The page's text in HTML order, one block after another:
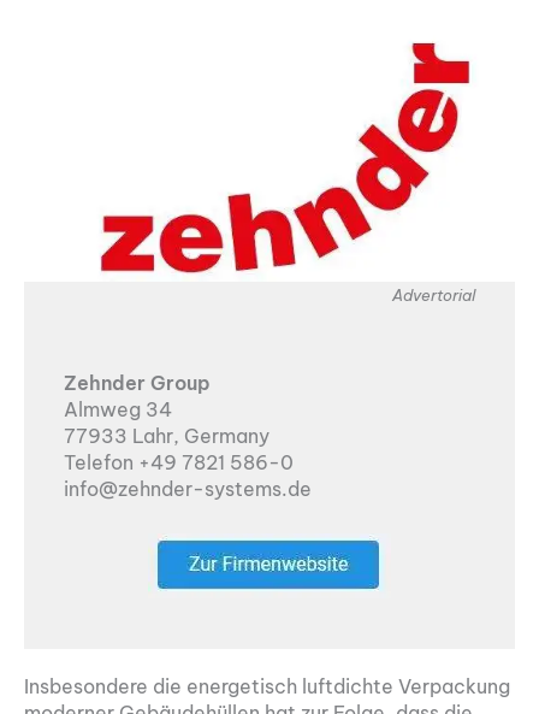
Advertorial
Zehnder Group
Almweg 34
77933 Lahr, Germany
Telefon +49 7821 586-0
info@zehnder-systems.de
Insbesondere die energetisch luftdichte Verpackung